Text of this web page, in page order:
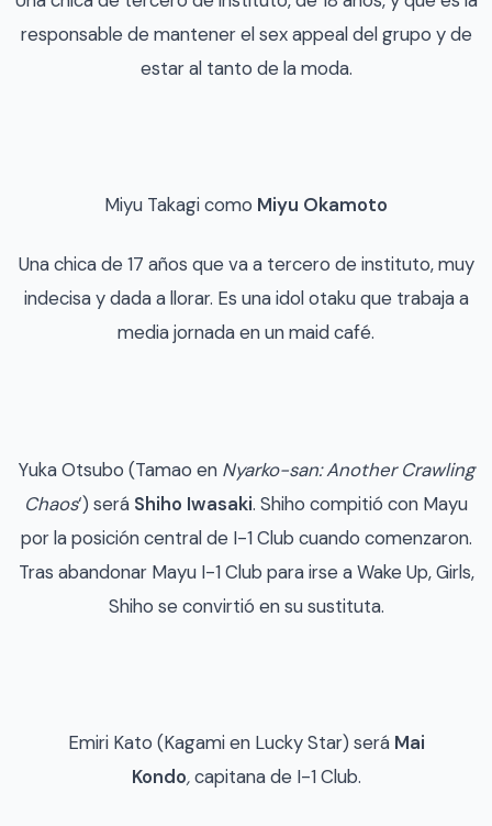
responsable de mantener el sex appeal del grupo y de
estar al tanto de la moda.
Miyu Takagi como Miyu Okamoto
Una chica de 17 años que va a tercero de instituto, muy
indecisa y dada a llorar. Es una idol otaku que trabaja a
media jornada en un maid café.
Yuka Otsubo (Tamao en Nyarko-san: Another Crawling
Chaos‘) será Shiho Iwasaki. Shiho compitió con Mayu
por la posición central de I-1 Club cuando comenzaron.
Tras abandonar Mayu I-1 Club para irse a Wake Up, Girls,
Shiho se convirtió en su sustituta.
Emiri Kato (Kagami en Lucky Star) será Mai
Kondo,capitana de I-1 Club.